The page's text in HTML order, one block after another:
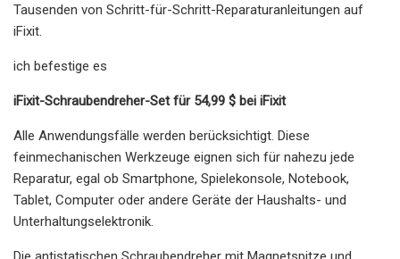
Tausenden von Schritt-für-Schritt-Reparaturanleitungen auf
iFixit.
ich befestige es
iFixit-Schraubendreher-Set für 54,99 $ bei iFixit
Alle Anwendungsfälle werden berücksichtigt. Diese
feinmechanischen Werkzeuge eignen sich für nahezu jede
Reparatur, egal ob Smartphone, Spielekonsole, Notebook,
Tablet, Computer oder andere Geräte der Haushalts- und
Unterhaltungselektronik.